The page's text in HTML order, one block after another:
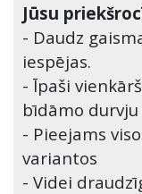
Jūsu
- Daudz
iespējas.
- Īpaši
bīdāmo
- Pieejams
variantos
- Videi